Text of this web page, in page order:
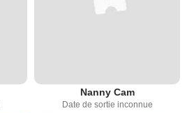
Nanny Cam
Date de sortie inconnue